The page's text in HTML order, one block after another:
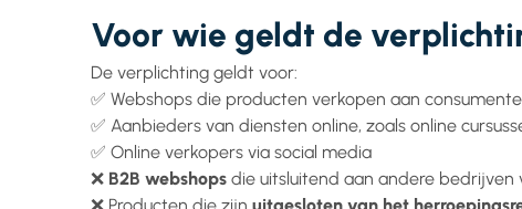
Voor wie geldt de
De verplichting geldt voor:
✅ Webshops die producten verkopen aan
✅ Aanbieders van diensten online, zoals online
✅ Online verkopers via social media
❌ B2B webshops die uitsluitend aan andere bedrijven